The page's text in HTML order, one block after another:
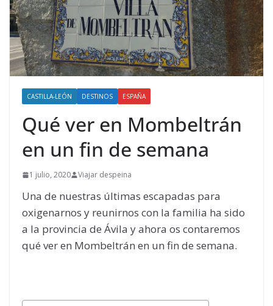
CASTILLA-LEÓN DESTINOS ESPAÑA
Qué ver en Mombeltrán
en un fin de semana
1 julio, 2020 Viajar despeina
Una de nuestras últimas escapadas para
oxigenarnos y reunirnos con la familia ha sido
a la provincia de Ávila y ahora os contaremos
qué ver en Mombeltrán en un fin de semana.